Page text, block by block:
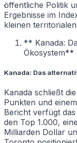
öffentliche Politik
Ergebnisse im
kleinen
** Kanada:
Ökosystem**
Kanada: Das
Kanada schließt
Punkten und
Bericht verfügt
den Top 1.000,
Milliarden Dollar